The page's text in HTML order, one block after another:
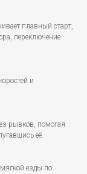
плавный старт,
переключение
и
рывков, помогая
её.
езды по